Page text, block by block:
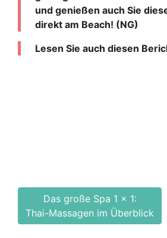
und genießen auch Sie
direkt am Beach! (NG)
Lesen Sie auch diesen
Das große Spa 1 x 1:
Thai-Massagen im Überblick